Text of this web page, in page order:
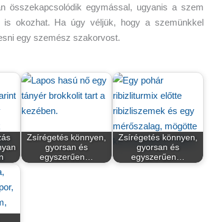
összekapcsolódik egymással, ugyanis a szem
is okozhat. Ha úgy véljük, hogy a szemünkkel
egy szemész szakorvost.
Zsírégetés könnyen,
gyorsan és
egyszerűen…
Zsírégetés könnyen,
gyorsan és
egyszerűen…